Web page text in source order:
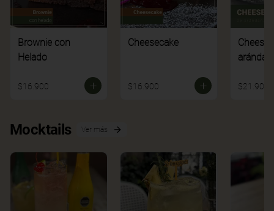
Brownie con
Helado
$16.900
Cheesecake
$16.900 $21.900
Mocktails Ver más